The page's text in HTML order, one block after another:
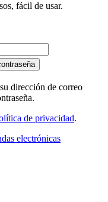
fácil de usar.
dirección de correo
de privacidad.
electrónicas